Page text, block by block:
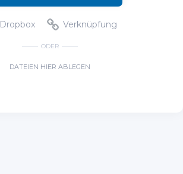
Dropbox Verknüpfung
ODER
DATEIEN HIER ABLEGEN